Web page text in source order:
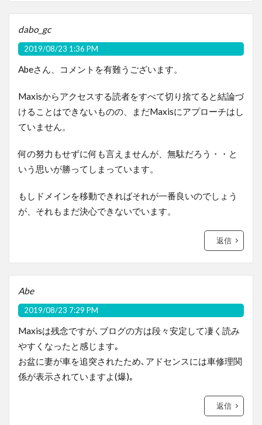
dabo_gc
2019/08/23 1:36 PM
Abeさん、コメントを有難うございます。
Maxisからアクセスする読者をすべて切り捨てると結論づ
けることはできないものの、まだMaxisにアプローチはし
ていません。
何の努力もせずに何も言えませんが、無駄だろう・・と
いう思いが勝ってしまっています。
もしドメインを移動できればそれが一番良いのでしょう
が、それもまだ決心できないでいます。
返信
Abe
2019/08/23 7:29 PM
Maxisは残念ですが､ブログの方は段々安定して凄く読み
やすくなったと感じます｡
お盆に妻が車を追突されたため､アドセンスには車修理関
係が表示されていますよ(爆)｡
返信